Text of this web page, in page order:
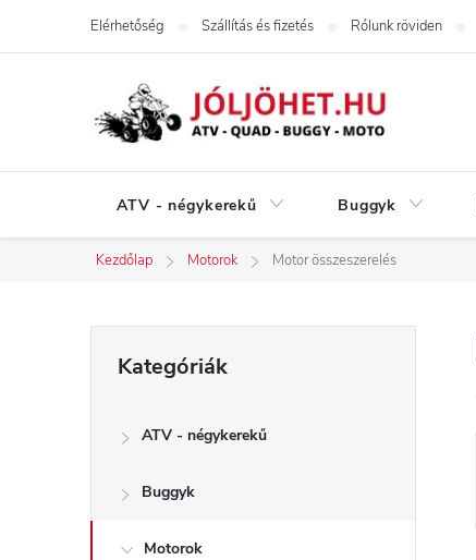
Elérhetőség Szállítás és fizetés Rólunk röviden
ATV - négykerekű Buggyk
Kezdőlap Motorok Motor összeszerelés
O
a
átugrása
Kategóriák
ATV - négykerekű
Buggyk
Motorok